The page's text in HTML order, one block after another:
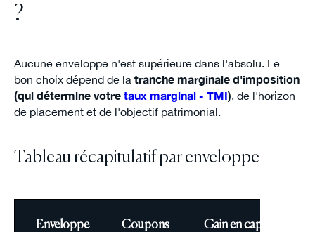
?
Aucune enveloppe n'est supérieure dans l'absolu. Le
bon choix dépend de la tranche marginale d'imposition
(qui détermine votre taux marginal - TMI), de l'horizon
de placement et de l'objectif patrimonial.
Tableau récapitulatif par enveloppe
Enveloppe Coupons Gain en capital